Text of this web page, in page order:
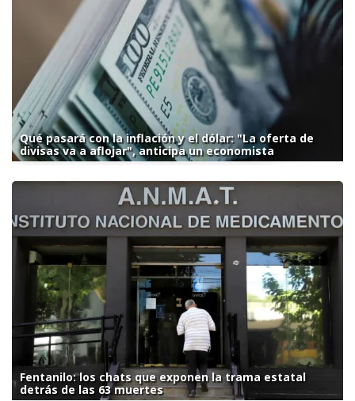
Qué pasará con la inflación y el dólar: "La oferta de
divisas va a aflojar", anticipa un economista
Fentanilo: los chats que exponen la trama estatal
detrás de las 63 muertes